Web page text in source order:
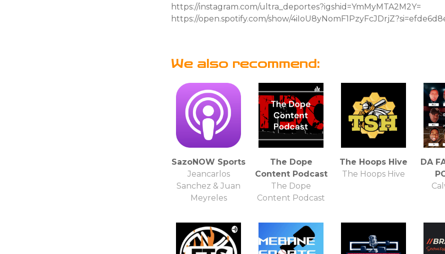
https://instagram.com/ultra_deportes?igshid=YmMyMTA2M2Y=
https://open.spotify.com/show/
We also recommend:
SazoNOW Sports
Jeancarlos
Sanchez & Juan
Meyreles
The Dope
Content Podcast
The Dope
Content Podcast
The Hoops Hive
The Hoops Hive
DA